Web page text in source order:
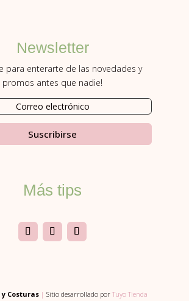
Newsletter
para enterarte de las novedades y
promos antes que nadie!
Suscribirse
Más tips
Costuras | Sitio desarrollado por Tuyo Tienda